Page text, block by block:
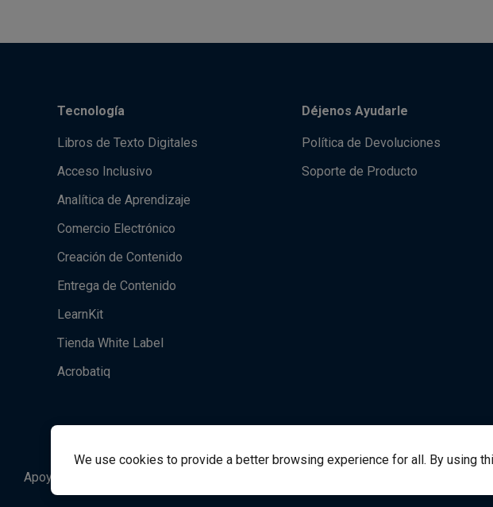
We use cookies to provide a better browsing experience for all. By using
Tecnología
Libros de Texto Digitales
Acceso Inclusivo
Analítica de Aprendizaje
Comercio Electrónico
Creación de Contenido
Entrega de Contenido
LearnKit
Tienda White Label
Acrobatiq
Déjenos Ayudarle
Política de Devoluciones
Soporte de Producto
Apoyo al Estudiante ©